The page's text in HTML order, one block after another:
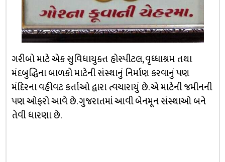
ગરીબો માટે એક સુવિધાયુક્ત હોસ્પીટલ, વૃધ્ધાશ્રમ તથા
મંદબુદ્ધિના બાળકો માટેની સંસ્થાનું નિર્માણ કરવાનું પણ
મંદિરના વહીવટ કર્તાઓ દ્વારા ત્વચારાયું છે. એ માટેની જમીનની
પણ ઓફરો આવે છે. ગુજરાતમાં આવી બેનમૂન સંસ્થાઓ બને
તેવી ધારણા છે.